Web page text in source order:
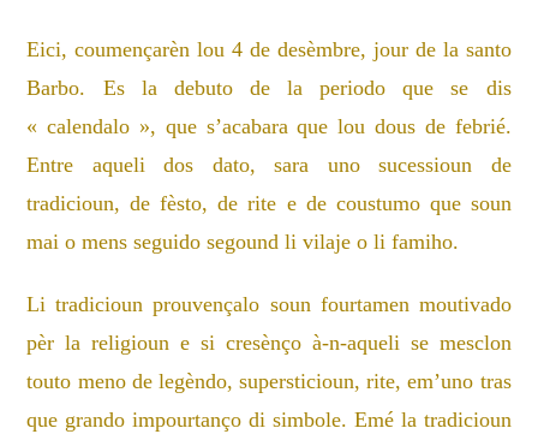
Eici, coumençarèn lou 4 de desèmbre, jour de la santo
Barbo. Es la debuto de la periodo que se dis
« calendalo », que s’acabara que lou dous de febrié.
Entre aqueli dos dato, sara uno sucessioun de
tradicioun, de fèsto, de rite e de coustumo que soun
mai o mens seguido segound li vilaje o li famiho.
Li tradicioun prouvençalo soun fourtamen moutivado
pèr la religioun e si cresènço à-n-aqueli se mesclon
touto meno de legèndo, supersticioun, rite, em’uno tras
que grando impourtanço di simbole. Emé la tradicioun